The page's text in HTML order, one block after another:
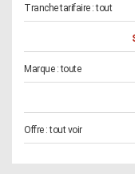
Tranche tarifaire :tout
Marque :toute
Offre :tout voir